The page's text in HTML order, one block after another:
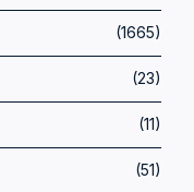
(1665)
(23)
(11)
(51)